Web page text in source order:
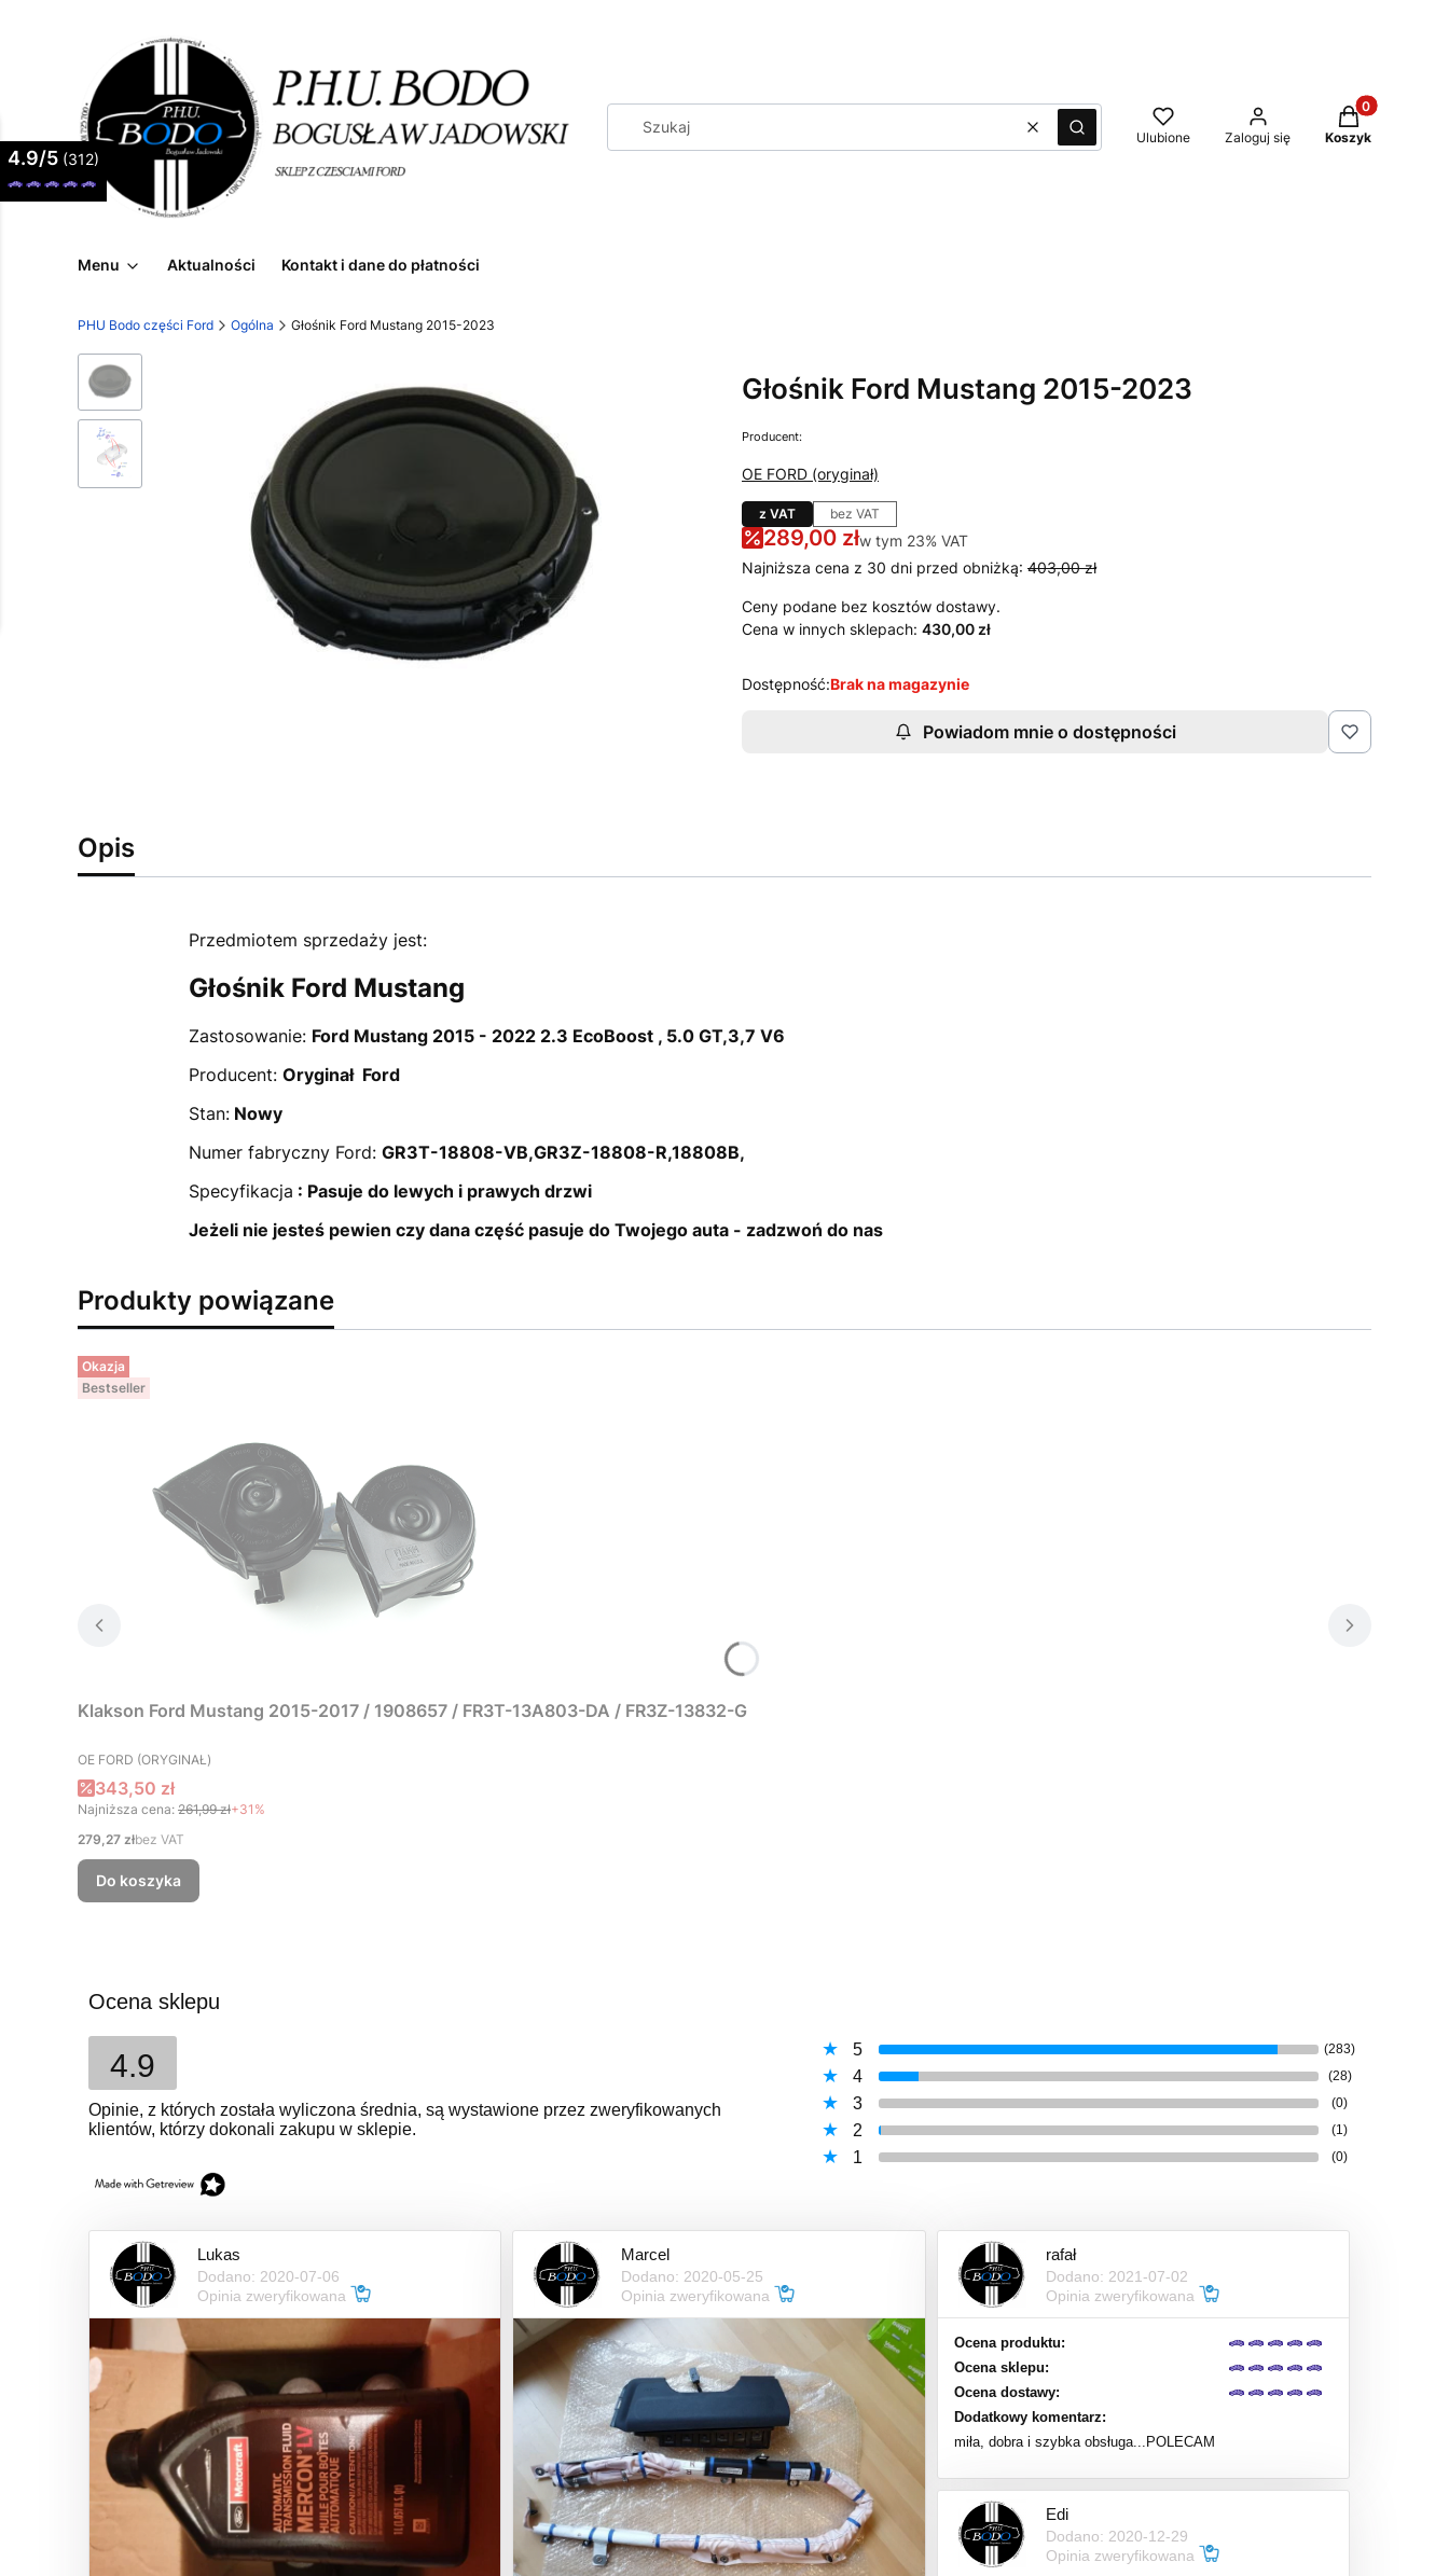
WyczyśćSzukaj Ulubione Zaloguj się
Produkty w
Koszyk
Menu Aktualności Kontakt i dane do płatności
PHU Bodo części Ford Ogólna Głośnik Ford Mustang 2015-2023
Głośnik Ford Mustang 2015-2023
Producent:
OE FORD (oryginał)
z VAT bez VAT
289,00 złw tym 23% VAT
w tym 23% VAT
Najniższa cena z 30 dni przed obniżką: 403,00 zł
Ceny podane bez kosztów dostawy.
Cena w innych sklepach: 430,00 zł
Dostępność:Brak na magazynie
Powiadom mnie o dostępności
Opis
Przedmiotem sprzedaży jest:
Głośnik Ford Mustang
Zastosowanie: Ford Mustang 2015 - 2022 2.3 EcoBoost , 5.0 GT,3,7 V6
Producent: Oryginał Ford
Stan:Nowy
Numer fabryczny Ford: GR3T-18808-VB,GR3Z-18808-R,18808B,
Specyfikacja : Pasuje do lewych i prawych drzwi
Jeżeli nie jesteś pewien czy dana część pasuje do Twojego auta - zadzwoń do nas
Produkty powiązane
Okazja
Bestseller
Klakson Ford Mustang 2015-2017 / 1908657 / FR3T-13A803-DA / FR3Z-13832-G
PRODUCENT
OE FORD (ORYGINAŁ)
Cena promocyjna
343,50 zł
Najniższa cena: 261,99 zł+31%
Cena
279,27 złbez VAT
Do koszyka
Ocena sklepu
4.9
Opinie, z których została wyliczona średnia, są wystawione przez zweryfikowanych
klientów, którzy dokonali zakupu w sklepie.
5 (283)
4 (28)
3 (0)
2 (1)
1 (0)
Lukas
Dodano: 2020-07-06
Opinia zweryfikowana
Marcel
Dodano: 2020-05-25
Opinia zweryfikowana
rafał
Dodano: 2021-07-02
Opinia zweryfikowana
Ocena produktu:
Ocena sklepu:
Ocena dostawy:
Dodatkowy komentarz:
miła, dobra i szybka obsługa...POLECAM
Edi
Dodano: 2020-12-29
Opinia zweryfikowana
4.9/5 (312)